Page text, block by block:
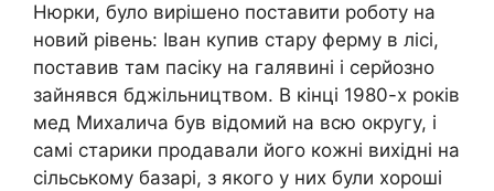
Нюрки, було вирішено поставити роботу на
новий рівень: Іван купив стару ферму в лісі,
поставив там пасіку на галявині і серйозно
зайнявся бджільництвом. В кінці 1980-х років
мед Михалича був відомий на всю округу, і
самі старики продавали його кожні вихідні на
сільському базарі, з якого у них були хороші